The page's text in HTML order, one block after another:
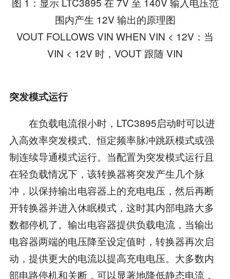
围内产生 12V 输出的原理图
VOUT FOLLOWS VIN WHEN VIN < 12V：当
VIN < 12V 时，VOUT 跟随 VIN
突发模式运行
在负载电流很小时，LTC3895启动时可以进
入高效率突发模式、恒定频率脉冲跳跃模式或强
制连续导通模式运行。当配置为突发模式运行且
在轻负载情况下，该转换器将突发产生几个脉
冲，以保持输出电容器上的充电电压，然后再断
开转换器并进入休眠模式，这时其内部电路大多
数都停机了。输出电容器提供负载电流，当输出
电容器两端的电压降至设定值时，转换器再次启
动，提供更大的电流以提高充电电压。大多数内
部电路停机和关断，可以显著地降低静态电流，